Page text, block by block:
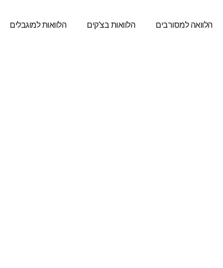
הלוואה למסורבים הלוואות בצ'קים הלוואות למוגבלים